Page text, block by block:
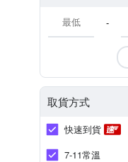
-
取貨方式
快速到貨
7-11常溫